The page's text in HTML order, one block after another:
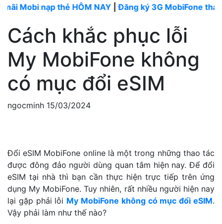
nạp thẻ HÔM NAY|Đăng ký 3G MobiFone tháng----
Cách khắc phục lỗi
My MobiFone không
có mục đổi eSIM
ngocminh 15/03/2024
Đổi eSIM MobiFone online là một trong những thao tác
được đông đảo người dùng quan tâm hiện nay. Để đổi
eSIM tại nhà thì bạn cần thực hiện trực tiếp trên ứng
dụng My MobiFone. Tuy nhiên, rất nhiều người hiện nay
lại gặp phải lỗi My MobiFone không có mục đổi eSIM.
Vậy phải làm như thế nào?